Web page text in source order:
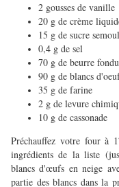
2 gousses de vanille
20 g de crème
15 g de sucre
0,4 g de sel
70 g de beurre fondu
90 g de blancs
35 g de farine
2 g de levure
10 g de cassonade
Préchauffez votre four à
ingrédients de la liste
blancs d'œufs en neige
partie des blancs dans la